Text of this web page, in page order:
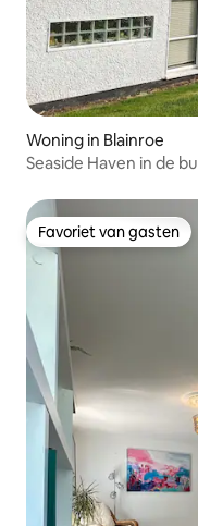
Woning in Blainroe
Seaside Haven in de
Favoriet van gasten
Favoriet van gasten